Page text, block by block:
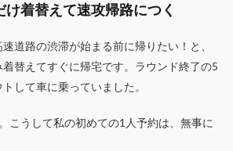
け着替えて速攻帰路につく
道路の渋滞が始まる前に帰りたい！と、
替えてすぐに帰宅です。ラウンド終了の5
して車に乗っていました。
こうして私の初めての1人予約は、無事に